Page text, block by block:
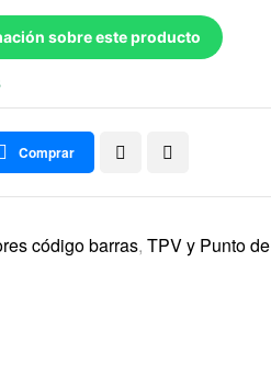
sobre este producto
Comprar
código barras, TPV y Punto de